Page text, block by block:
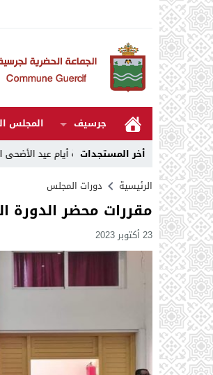
جرسيف المجلس
أخر المستجدات
عمل نظافة أيام عيد الأضحى المبارك 17:46 تعزية
الرئيسية
دورات المجلس
مقررات محضر الدورة
23 أكتوبر 2023